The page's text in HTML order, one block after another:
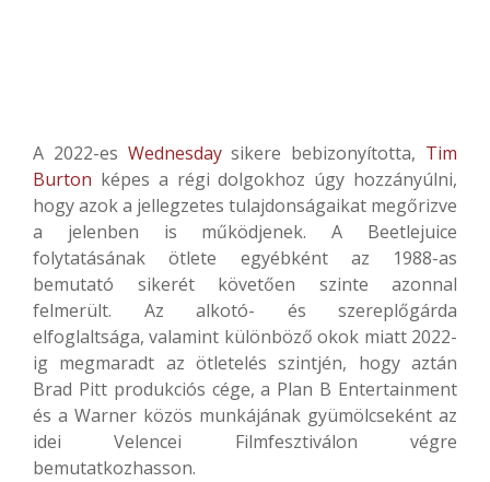
A 2022-es Wednesdaysikere bebizonyította, Tim
Burton képes a régi dolgokhoz úgy hozzányúlni,
hogy azok a jellegzetes tulajdonságaikat megőrizve
a jelenben is működjenek. A Beetlejuice
folytatásának ötlete egyébként az 1988-as
bemutató sikerét követően szinte azonnal
felmerült. Az alkotó- és szereplőgárda
elfoglaltsága, valamint különböző okok miatt 2022-
ig megmaradt az ötletelés szintjén, hogy aztán
Brad Pitt produkciós cége, a Plan B Entertainment
és a Warner közös munkájának gyümölcseként az
idei Velencei Filmfesztiválon végre
bemutatkozhasson.